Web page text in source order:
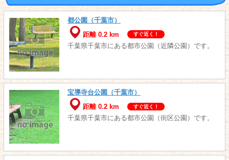
都公園（千葉市）
距離 0.2 km
すぐ近く！
千葉県千葉市にある都市公園（近隣公園）です。
宝導寺台公園（千葉市）
距離 0.2 km
すぐ近く！
千葉県千葉市にある都市公園（街区公園）です。